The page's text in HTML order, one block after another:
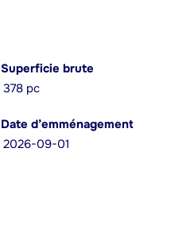
Superficie brute
378 pc
Date d’emménagement
2026-09-01